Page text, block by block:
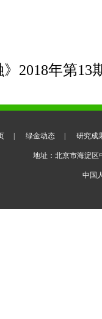
2018年第13
|绿金动态 |研究成
地址：北京市海淀区
中国